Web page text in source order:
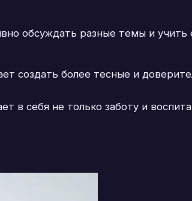
обсуждать разные темы и
создать более тесные и
в себя не только заботу и